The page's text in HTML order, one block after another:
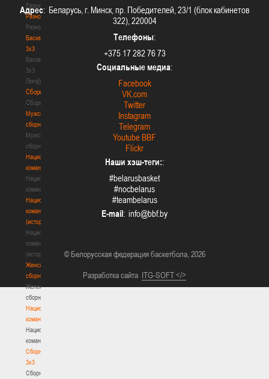
Еврокубки
Разное
Разное
Баскетбол
3х3
Баскетбол
3х3
Лого[modid=121]
Сборные
Сборные
Мужские
сборные
Мужские
сборные
Национальная
команда
Национальная
команда
Национальная
команда
(история)
Национальная
команда
(история)
Женские
сборные
Женские
сборные
Национальная
команда
Национальная
команда
Сборные
3х3
Сборные
Адрес: Беларусь, г. Минск, пр. Победителей, 23/1 (блок кабинетов
322), 220004
Телефоны:
+375 17 282 76 73
Социальные медиа:
Facebook
VK.com
Twitter
Instagram
Telegram
Youtube BBF
Flickr
Наши хэш-теги::
#belarusbasket
#nocbelarus
#teambelarus
E-mail:
© Белорусская федерация баскетбола, 2026
Разработка сайта ITG-SOFT </>